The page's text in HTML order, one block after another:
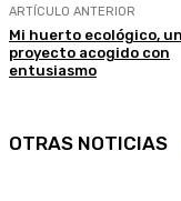
ARTÍCULO ANTERIOR
Mi huerto ecológico, un
proyecto acogido con
entusiasmo
OTRAS NOTICIAS